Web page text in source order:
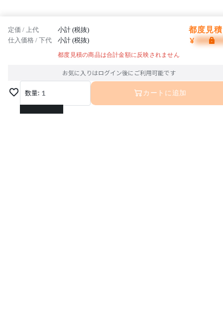
定価 / 上代 小計 (税抜) 都度見
仕入価格 / 下代 小計 (税抜) ¥
都度見積の商品は合計金額に反映されません
お気に入りはログイン後にご利用可能です
数量: 1
1
カートに追加